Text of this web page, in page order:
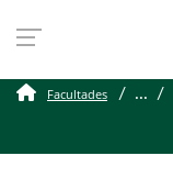
Noticias
Facultades ...